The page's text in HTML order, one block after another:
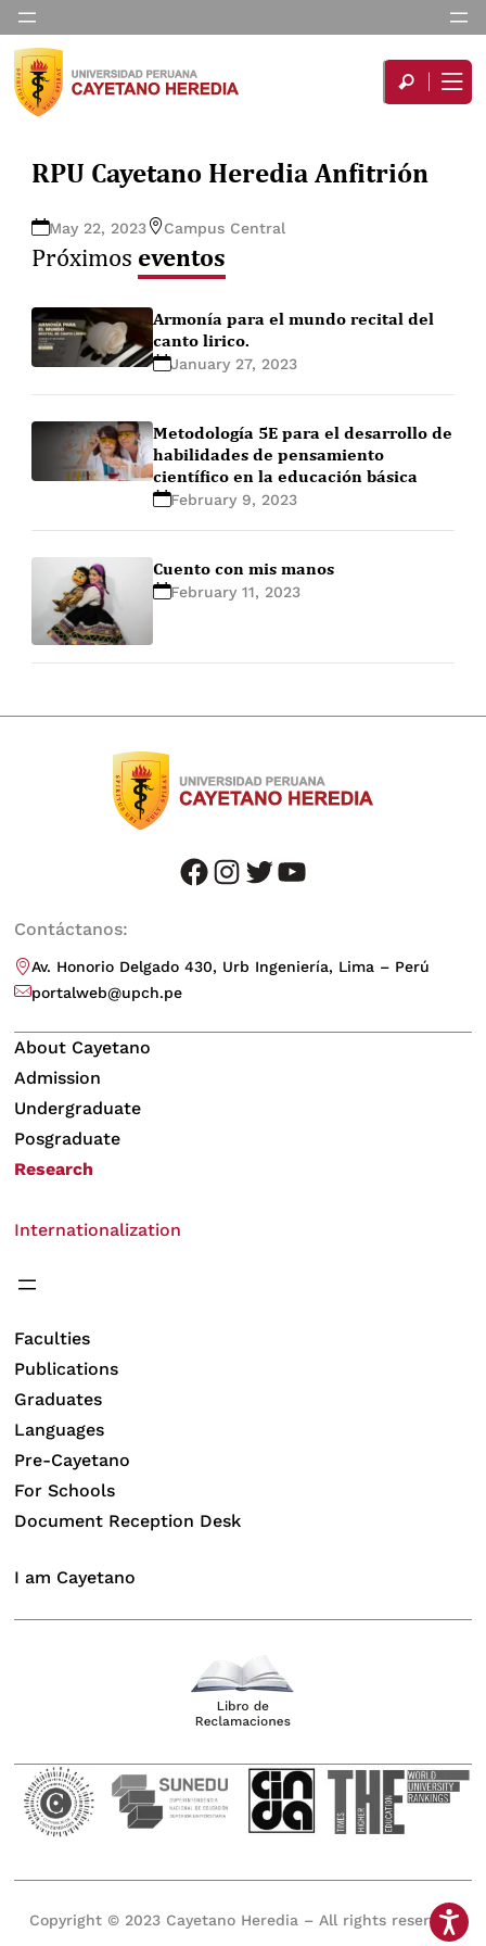
RPU Cayetano Heredia Anfitrión
May 22, 2023 Campus Central
Próximos eventos
Armonía para el mundo recital del
canto lirico.
January 27, 2023
Metodología 5E para el desarrollo de
habilidades de pensamiento
científico en la educación básica
February 9, 2023
Cuento con mis manos
February 11, 2023
facebook instagram twitter youtube
Contáctanos:
Av. Honorio Delgado 430, Urb Ingeniería, Lima – Perú
portalweb@upch.pe
About Cayetano
Admission
Undergraduate
Posgraduate
Research
Internationalization
Faculties
Publications
Graduates
Languages
Pre-Cayetano
For Schools
Document Reception Desk
I am Cayetano
Copyright © 2023 Cayetano Heredia – All rights reserved